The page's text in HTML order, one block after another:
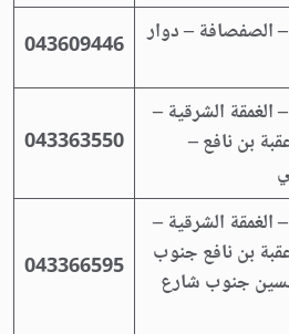
الصفصافة – دوار
043609446
الغمقة الشرقية –
بن نافع –
043363550
الغمقة الشرقية –
بن نافع جنوب
جنوب شارع
043366595